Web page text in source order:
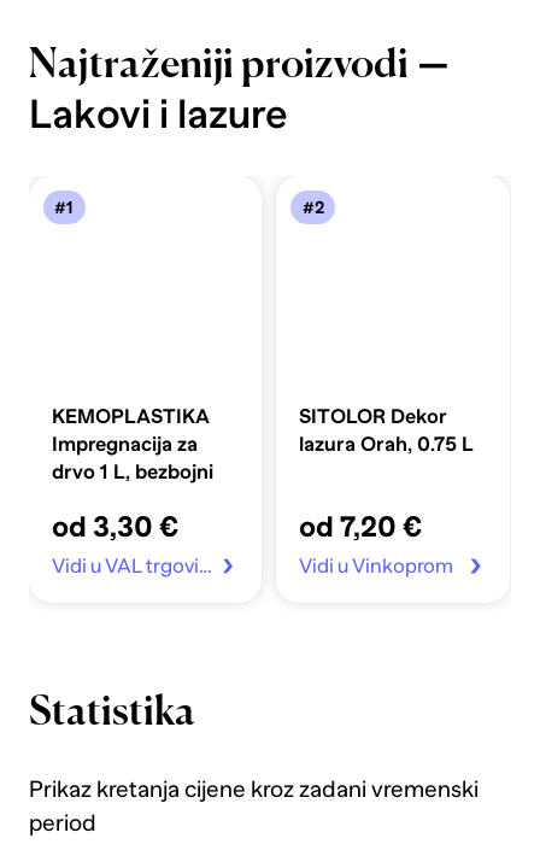
Najtraženiji proizvodi —
Lakovi i lazure
#1
KEMOPLASTIKA
Impregnacija za
drvo 1 L, bezbojni
od 3,30 €
Vidi u VAL trgovina
#2
SITOLOR Dekor
lazura Orah, 0.75 L
od 7,20 €
Vidi u Vinkoprom
Statistika
Prikaz kretanja cijene kroz zadani vremenski
period